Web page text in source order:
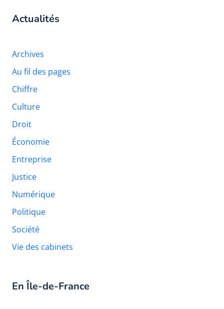
Actualités
Archives
Au fil des pages
Chiffre
Culture
Droit
Économie
Entreprise
Justice
Numérique
Politique
Société
Vie des cabinets
En Île-de-France